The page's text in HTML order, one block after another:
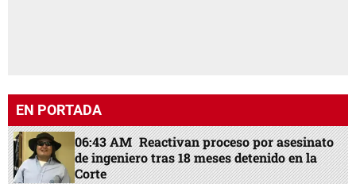
EN PORTADA
06:43 AM Reactivan proceso por asesinato
de ingeniero tras 18 meses detenido en la
Corte